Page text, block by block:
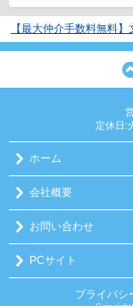
【最大仲介手数料無料
定休日:
ホーム
会社概要
お問い合わせ
PCサイト
プライバシ